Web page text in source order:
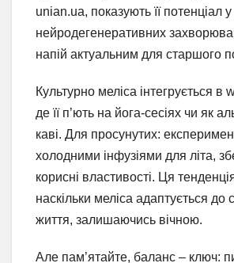
unian.ua, показують її потенціал
нейродегенеративних
напій актуальним для старшого
Культурно меліса інтегрується в
де її п’ють на йога-сесіях чи як
каві. Для просунутих:
холодними інфузіями для літа,
корисні властивості. Ця
наскільки меліса адаптується до
життя, залишаючись вічною.
Але пам’ятайте, баланс – ключ: